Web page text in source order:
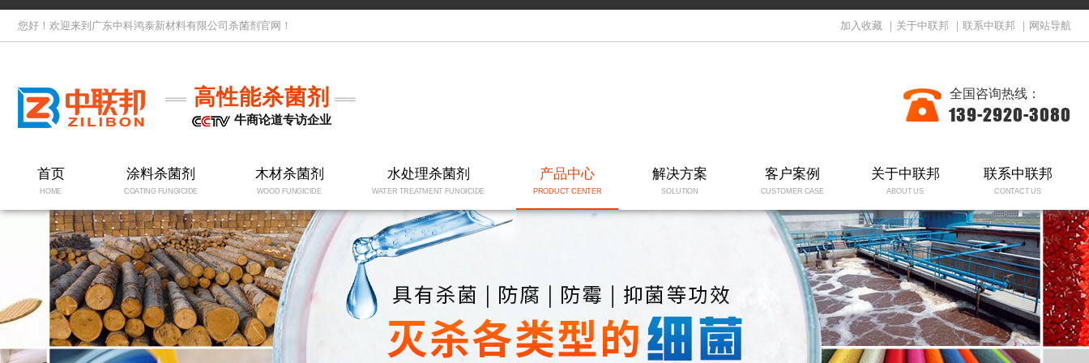
您好！欢迎来到广东中科鸿泰新材料有限公司杀菌剂官网！ 加入收藏 关于中联邦 联系中联邦 网站导航
高性能杀菌剂
牛商论道专访企业
全国咨询热线：
139-2920-3080
首页
HOME
涂料杀菌剂
COATING FUNGICIDE
木材杀菌剂
WOOD FUNGICIDE
水处理杀菌剂
WATER TREATMENT FUNGICIDE
产品中心
PRODUCT CENTER
解决方案
SOLUTION
客户案例
CUSTOMER CASE
关于中联邦
ABOUT US
联系中联邦
CONTACT US